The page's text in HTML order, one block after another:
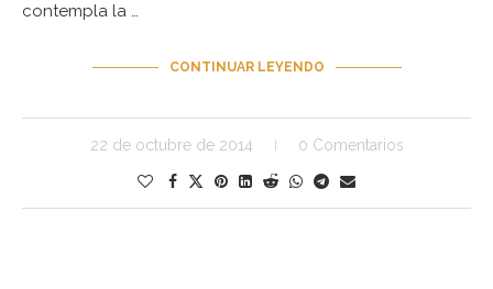
contempla la …
CONTINUAR LEYENDO
22 de octubre de 2014 0 Comentarios